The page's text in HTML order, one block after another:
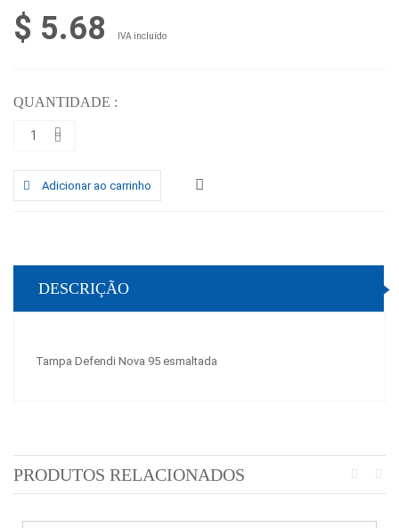
$ 5.68 IVA incluído
QUANTIDADE :
Adicionar ao carrinho
DESCRIÇÃO
Tampa Defendi Nova 95 esmaltada
PRODUTOS RELACIONADOS